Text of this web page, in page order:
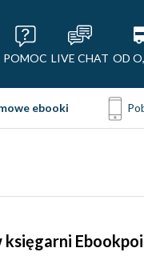
POMOC LIVE CHAT OD
ebooki
księgarni